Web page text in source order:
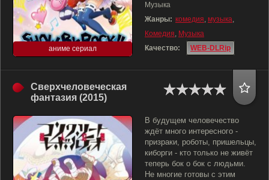
аниме сериал
Музыка
Жанры: комедия, музыка,
Комедия, Музыка
Качество:
WEB-DLRip
Сверхчеловеческая
фантазия (2015)
В будущем человечество
ждёт много интересного -
призраки, роботы, пришельцы,
киборги - кто только не живёт
теперь бок о бок с людьми.
Не многие готовы с этим